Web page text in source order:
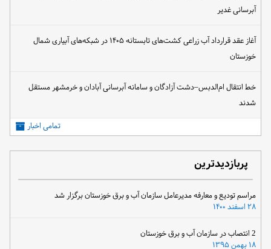
آبرسانی غدیر
آغاز عقد قرارداد آب زراعی کشت‌های تابستانه ۱۴۰۵ در شبکه‌های آبیاری شمال
خوزستان
خط انتقال ام‌الدبس–دشت آزادگان و سامانه آبرسانی آبادان و خرمشهر مستقل
شدند
تمامی اخبار
پربازدیدترین
مراسم تودیع و معارفه مدیرعامل سازمان آب و برق خوزستان برگزار شد